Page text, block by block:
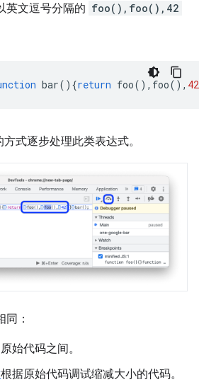
英文逗号分隔的 foo(),foo(),42
bar(){return foo(), foo(), 42
式逐步处理此类表达式。
：
始代码之间。
根据原始代码调试缩减大小的代码。